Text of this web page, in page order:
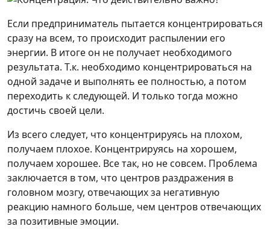
Если предприниматель пытается концентрироваться
сразу на всем, то происходит распылении его
энергии. В итоге он не получает необходимого
результата. Т.к. необходимо концентрироваться на
одной задаче и выполнять ее полностью, а потом
переходить к следующей. И только тогда можно
достичь своей цели.
Из всего следует, что концентрируясь на плохом,
получаем плохое. Концентрируясь на хорошем,
получаем хорошее. Все так, но не совсем. Проблема
заключается в том, что центров раздражения в
головном мозгу, отвечающих за негативную
реакцию намного больше, чем центров отвечающих
за позитивные эмоции.